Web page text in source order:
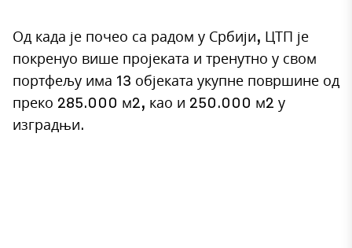
Од када је почео са радом у Србији, ЦТП је
покренуо више пројеката и тренутно у свом
портфељу има 13 објеката укупне површине од
преко 285.000 м2, као и 250.000 м2 у
изградњи.